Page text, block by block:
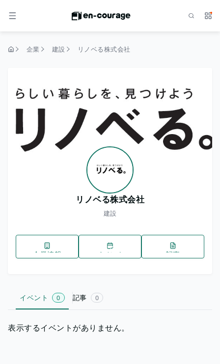
メニュー サ
企業 建設 リノベる株式会社
リノベる株式会社
建設
企業情報 イベント 記事
イベント 0 記事 0
表示するイベントがありません。